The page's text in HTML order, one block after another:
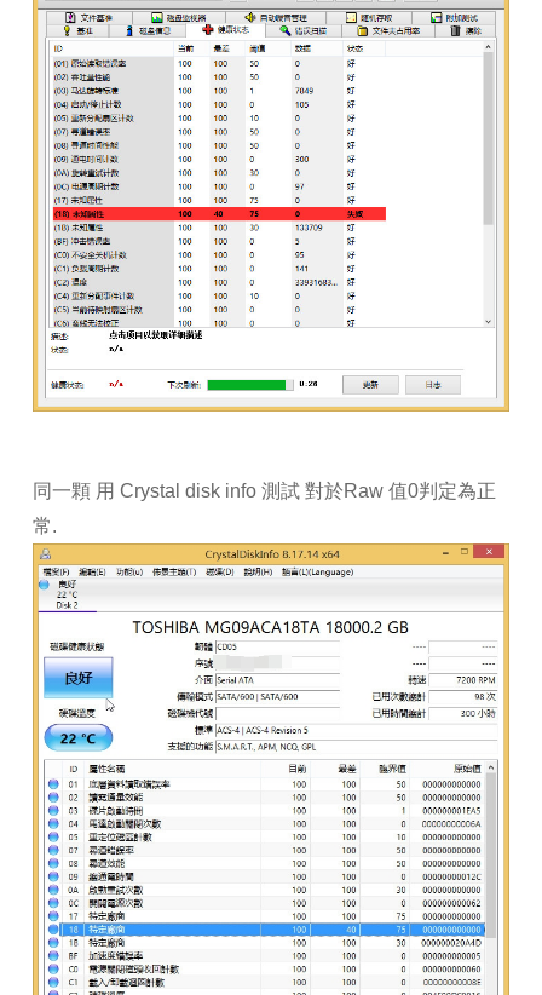
同一顆 用 Crystal disk info 測試 對於Raw 值0判定為正
常.